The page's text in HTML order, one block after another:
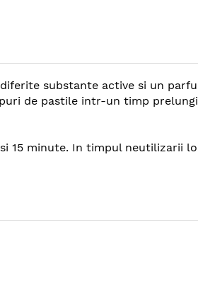
substante active si un
de pastile intr-un timp
15 minute. In timpul neutilizarii